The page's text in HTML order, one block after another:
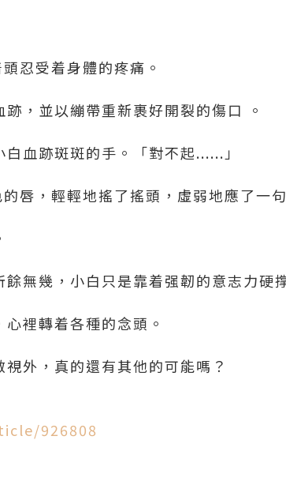
忍受着身體的疼痛。
，並以繃帶重新裹好開裂的傷口 。
血跡斑斑的手。「對不起......」
唇，輕輕地搖了搖頭，虛弱地應了一句
無幾，小白只是靠着强韌的意志力硬
裡轉着各種的念頭。
外，真的還有其他的可能嗎？
926808